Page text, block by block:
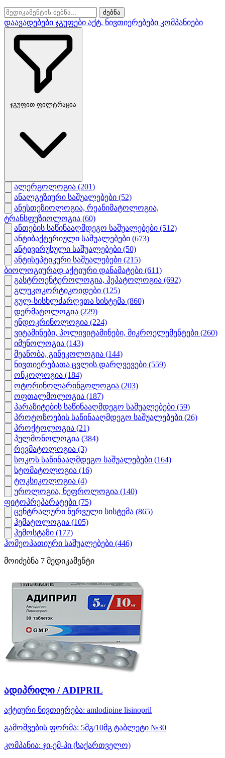
ძებნა
დაავადებები ჯგუფები აქტ. ნივთიერებები კომპანიები
ჯგუფით ფილტრაცია
ალერგოლოგია (201)
ანალგეზიური საშუალებები (52)
ანესთეზიოლოგია, რეანიმატოლოგია,
ტრანსფუზიოლოგია (60)
ანთების საწინააღმდეგო საშუალებები (512)
ანტიბაქტერიული საშუალებები (673)
ანტივირუსული საშუალებები (50)
ანტისეპტიკური საშუალებები (215)
ბიოლოგიურად აქტიური დანამატები (611)
გასტროენტეროლოგია, ჰეპატოლოგია (692)
გლუკოკორტიკოიდები (125)
გულ-სისხლძარღვთა სისტემა (860)
დერმატოლოგია (229)
ენდოკრინოლოგია (224)
ვიტამინები, პოლივიტამინები, მიკროელემენტები (260)
იმუნოლოგია (143)
მეანობა, გინეკოლოგია (144)
ნივთიერებათა ცვლის დარღვევები (559)
ონკოლოგია (184)
ოტორინოლარინგოლოგია (203)
ოფთალმოლოგია (187)
პარაზიტების საწინააღმდეგო საშუალებები (59)
პროტოზოების საწინააღმდეგო საშუალებები (26)
პროქტოლოგია (21)
პულმონოლოგია (384)
რევმატოლოგია (3)
სოკოს საწინააღმდეგო საშუალებები (164)
სტომატოლოგია (16)
ტოკსიკოლოგია (4)
უროლოგია, ნეფროლოგია (140)
ფიტოპრეპარატები (75)
ცენტრალური ნერვული სისტემა (865)
ჰემატოლოგია (105)
ჰემოსტაზი (177)
ჰომეოპათიური საშუალებები (446)
მოიძებნა 7 მედიკამენტი
ადიპრილი / ADIPRIL
აქტიური ნივთიერება: amlodipine lisinopril
გამოშვების ფორმა: 5მგ/10მგ ტაბლეტი №30
კომპანია: ჯი-ემ-პი (საქართველო)